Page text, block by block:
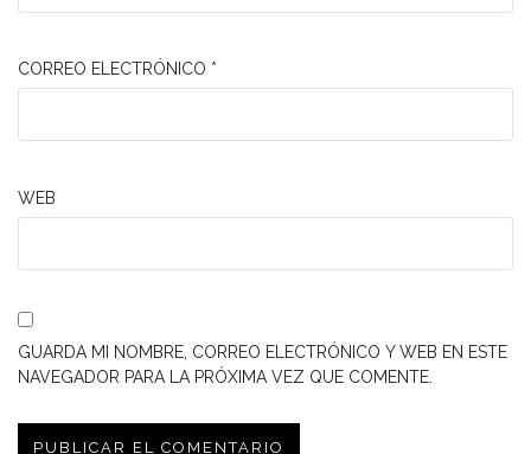
CORREO ELECTRÓNICO *
WEB
GUARDA MI NOMBRE, CORREO ELECTRÓNICO Y WEB EN ESTE
NAVEGADOR PARA LA PRÓXIMA VEZ QUE COMENTE.